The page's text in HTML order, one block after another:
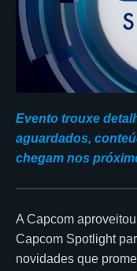
Evento trouxe
aguardados,
chegam nos
A Capcom
Capcom Spotlight
novidades que